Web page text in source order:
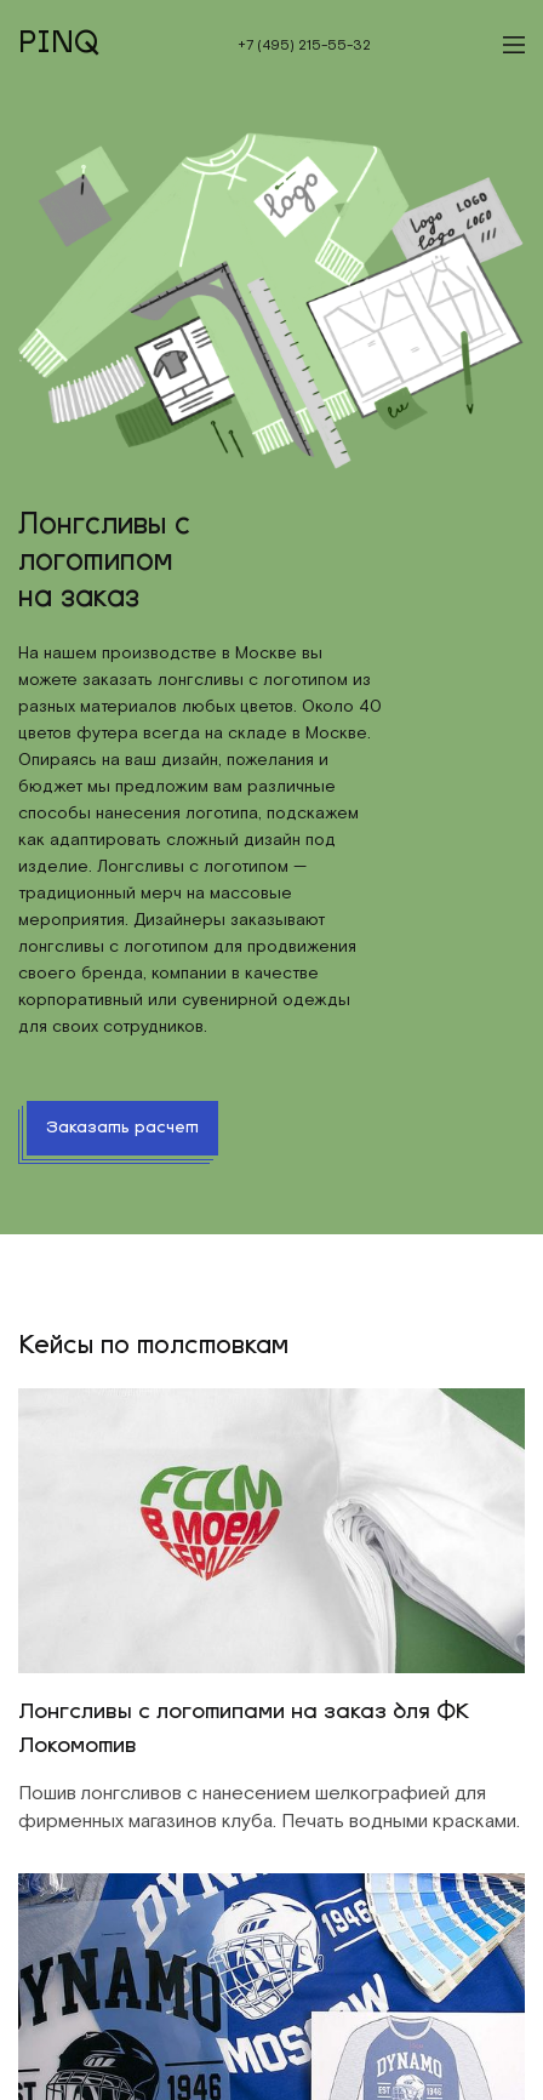
PINQ +7 (495) 215-55-32
Лонгсливы с
логотипом
на заказ
На нашем производстве в Москве вы
можете заказать лонгсливы с логотипом из
разных материалов любых цветов. Около 40
цветов футера всегда на складе в Москве.
Опираясь на ваш дизайн, пожелания и
бюджет мы предложим вам различные
способы нанесения логотипа, подскажем
как адаптировать сложный дизайн под
изделие. Лонгсливы с логотипом —
традиционный мерч на массовые
мероприятия. Дизайнеры заказывают
лонгсливы с логотипом для продвижения
своего бренда, компании в качестве
корпоративный или сувенирной одежды
для своих сотрудников.
Заказать расчет
Кейсы по толстовкам
Лонгсливы с логотипами на заказ для ФК
Локомотив
Пошив лонгсливов с нанесением шелкографией для
фирменных магазинов клуба. Печать водными красками.